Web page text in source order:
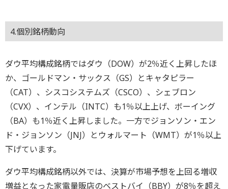
4.個別銘柄動向
ダウ平均構成銘柄ではダウ（DOW）が2％近く上昇したほ
か、ゴールドマン・サックス（GS）とキャタピラー
（CAT）、シスコシステムズ（CSCO）、シェブロン
（CVX）、インテル（INTC）も1％以上上げ、ボーイング
（BA）も1％近く上昇しました。一方でジョンソン・エン
ド・ジョンソン（JNJ）とウォルマート（WMT）が1％以上
下げています。
ダウ平均構成銘柄以外では、決算が市場予想を上回る増収
増益となった家電量販店のベストバイ（BBY）が8％を超え